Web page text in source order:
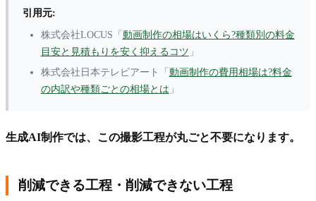
引用元:
株式会社LOCUS「 動画制作の相場はいくら?種類別の料金
目安と見積もりを安く抑えるコツ 」
株式会社日本テレビアート「 動画制作の費用相場は?料金
の内訳や種類ごとの相場とは 」
生成AI制作では、この撮影工程が丸ごと不要になります。
削減できる工程・削減できない工程